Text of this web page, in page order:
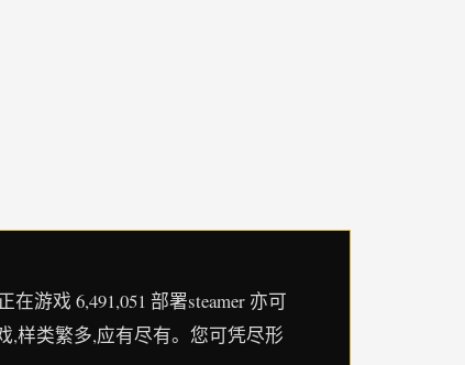
游戏 6,491,051 部署steamer 亦可
,样类繁多,应有尽有。您可凭尽形